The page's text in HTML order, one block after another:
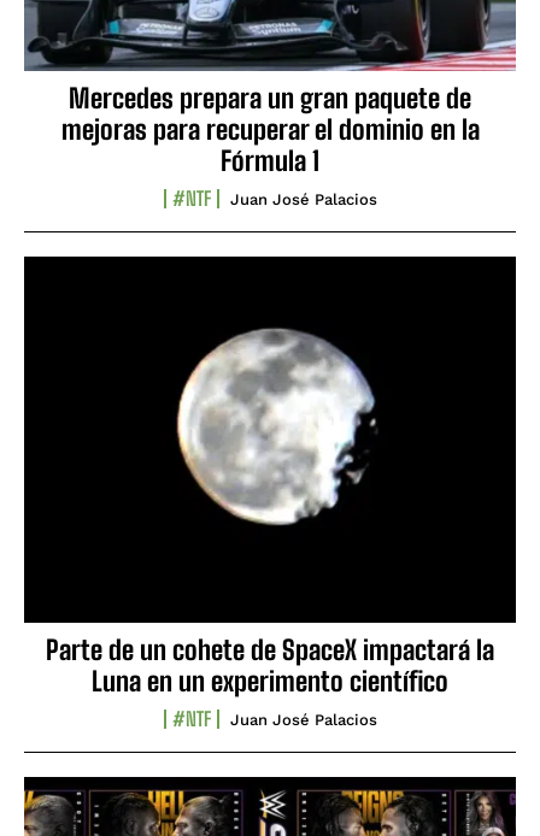
Mercedes prepara un gran paquete de
mejoras para recuperar el dominio en la
Fórmula 1
#NTF Juan José Palacios
Parte de un cohete de SpaceX impactará la
Luna en un experimento científico
#NTF Juan José Palacios